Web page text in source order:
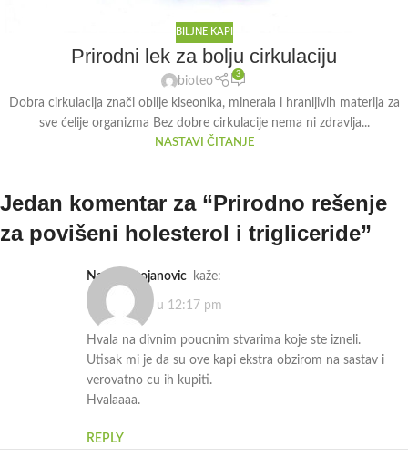
BILJNE KAPI
Prirodni lek za bolju cirkulaciju
bioteo
3
Dobra cirkulacija znači obilje kiseonika, minerala i hranljivih materija za
sve ćelije organizma Bez dobre cirkulacije nema ni zdravlja...
NASTAVI ČITANJE
Jedan komentar za “Prirodno rešenje
za povišeni holesterol i trigliceride”
Nadica Stojanovic kaže:
31.01.2019. u 12:17 pm
Hvala na divnim poucnim stvarima koje ste izneli.
Utisak mi je da su ove kapi ekstra obzirom na sastav i
verovatno cu ih kupiti.
Hvalaaaa.
REPLY